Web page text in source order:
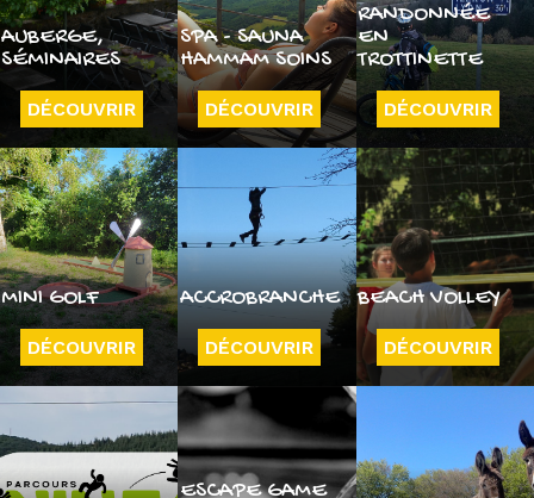
AUBERGE,
SÉMINAIRES
DÉCOUVRIR
SPA - SAUNA
HAMMAM SOINS
DÉCOUVRIR
RANDONNÉE
EN
TROTTINETTE
DÉCOUVRIR
MINI GOLF
DÉCOUVRIR
ACCROBRANCHE
DÉCOUVRIR
BEACH VOLLEY
DÉCOUVRIR
ESCAPE GAME